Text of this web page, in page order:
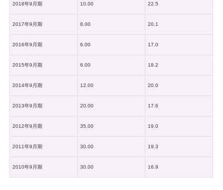
2018年9月期 10.00 22.5
2017年9月期 8.00 20.1
2016年9月期 6.00 17.0
2015年9月期 6.00 18.2
2014年9月期 12.00 20.0
2013年9月期 20.00 17.6
2012年9月期 35.00 19.0
2011年9月期 30.00 19.3
2010年9月期 30.00 16.9